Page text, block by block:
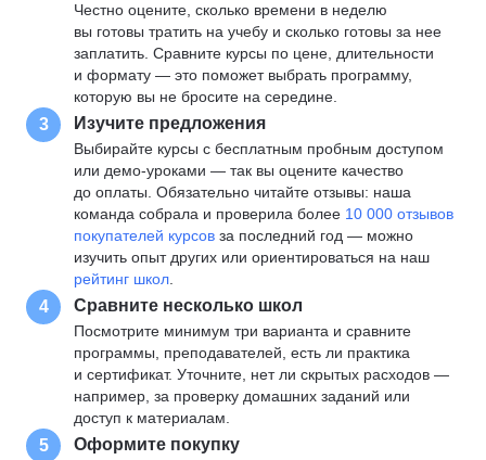
Честно оцените, сколько времени в неделю
вы готовы тратить на учебу и сколько готовы за нее
заплатить. Сравните курсы по цене, длительности
и формату — это поможет выбрать программу,
которую вы не бросите на середине.
3 Изучите предложения
Выбирайте курсы с бесплатным пробным доступом
или демо-уроками — так вы оцените качество
до оплаты. Обязательно читайте отзывы: наша
команда собрала и проверила более 10 000 отзывов
покупателей курсов за последний год — можно
изучить опыт других или ориентироваться на наш
рейтинг школ
4 Сравните несколько школ
Посмотрите минимум три варианта и сравните
программы, преподавателей, есть ли практика
и сертификат. Уточните, нет ли скрытых расходов —
например, за проверку домашних заданий или
доступ к материалам.
5 Оформите покупку